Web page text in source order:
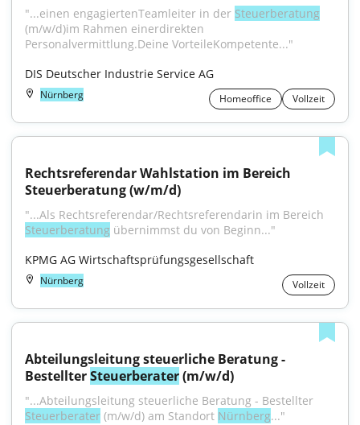
"...einen engagiertenTeamleiter in der Steuerberatung
(m/w/d)im Rahmen einerdirekten
Personalvermittlung.Deine VorteileKompetente..."
DIS Deutscher Industrie Service AG
Nürnberg Homeoffice Vollzeit
Rechtsreferendar Wahlstation im Bereich
Steuerberatung (w/m/d)
Steuerberatung übernimmst du von Beginn..."
KPMG AG Wirtschaftsprüfungsgesellschaft
Nürnberg Vollzeit
Abteilungsleitung steuerliche Beratung -
Bestellter Steuerberater (m/w/d)
Steuerberater (m/w/d) am Standort Nürnberg..."